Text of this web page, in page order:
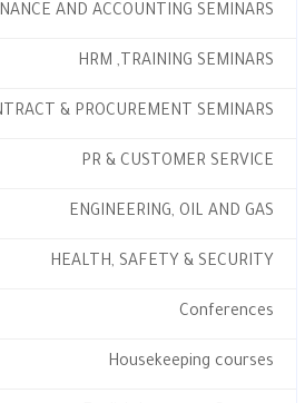
AND ACCOUNTING SEMINARS
HRM ,TRAINING SEMINARS
& PROCUREMENT SEMINARS
PR & CUSTOMER SERVICE
ENGINEERING, OIL AND GAS
HEALTH, SAFETY & SECURITY
Conferences
Housekeeping courses